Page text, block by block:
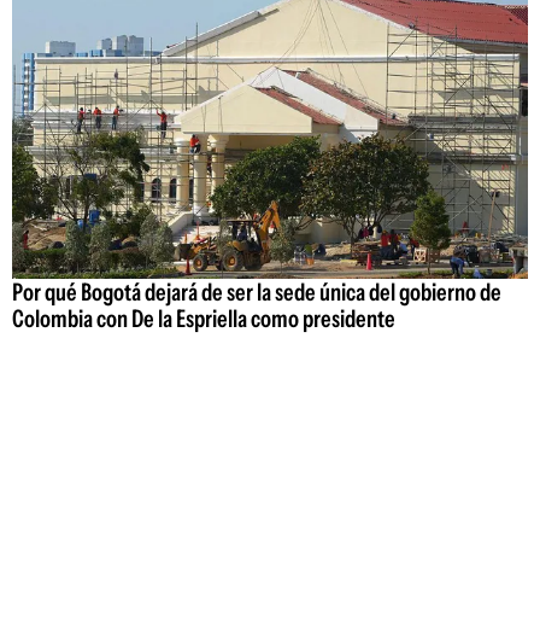
Por qué Bogotá dejará de ser la sede única del gobierno de
Colombia con De la Espriella como presidente